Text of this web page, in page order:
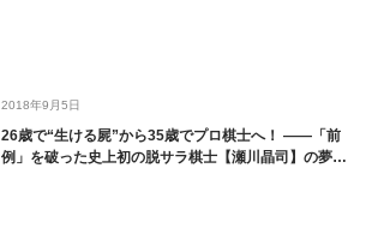
2018年9月5日
26歳で“生ける屍”から35歳でプロ棋士へ！ ――「前
例」を破った史上初の脱サラ棋士【瀬川晶司】の夢…